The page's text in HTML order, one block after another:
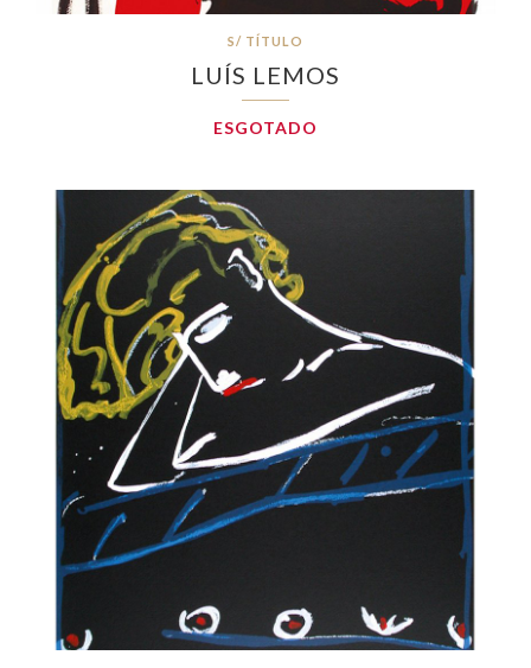
S/ TÍTULO
LUÍS LEMOS
ESGOTADO